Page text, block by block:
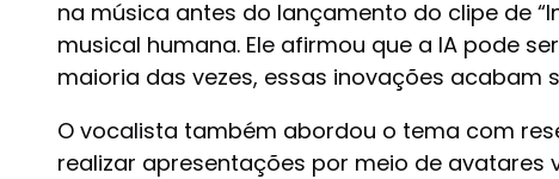
na música antes do lançamento do clipe de
musical humana. Ele afirmou que a IA pode
maioria das vezes, essas inovações acabam
O vocalista também abordou o tema com
realizar apresentações por meio de avatares